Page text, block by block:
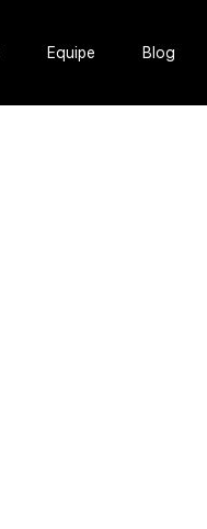
Equipe Blog